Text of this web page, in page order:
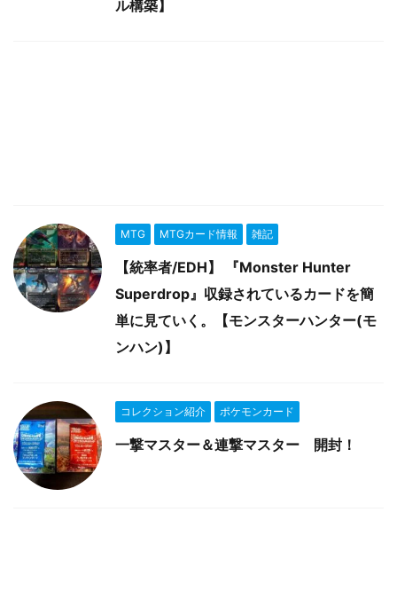
ル構築】
MTG MTGカード情報 雑記
【統率者/EDH】 『Monster Hunter
Superdrop』収録されているカードを簡
単に見ていく。【モンスターハンター(モ
ンハン)】
コレクション紹介 ポケモンカード
一撃マスター＆連撃マスター 開封！